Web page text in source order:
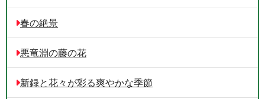
春の絶景
悪竜淵の藤の花
新録と花々が彩る爽やかな季節